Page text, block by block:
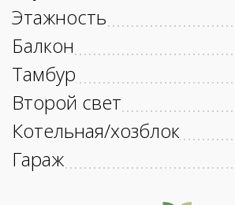
Этажность
Балкон
Тамбур
Второй свет
Котельная/хозблок
Гараж